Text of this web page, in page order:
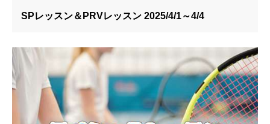
SPレッスン＆PRVレッスン 2025/4/1～4/4